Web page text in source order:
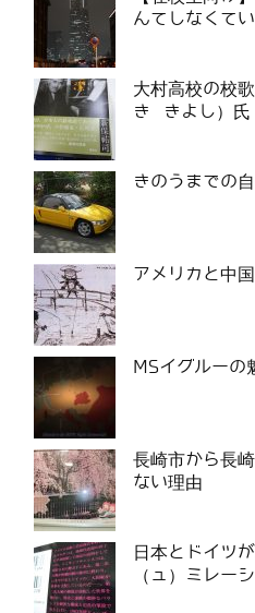
んてしなくて
大村高校の校
き きよし）氏
きのうまでの
アメリカと中
MSイグルーの
長崎市から長
ない理由
日本とドイツ
（ュ）ミレー